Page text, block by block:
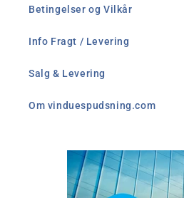
Betingelser og Vilkår
Info Fragt / Levering
Salg & Levering
Om vinduespudsning.com